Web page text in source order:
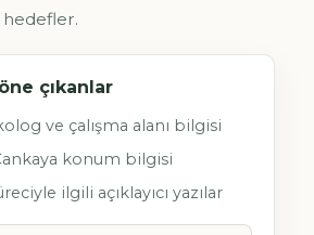
çıkanlar
ve çalışma alanı bilgisi
konum bilgisi
ilgili açıklayıcı yazılar